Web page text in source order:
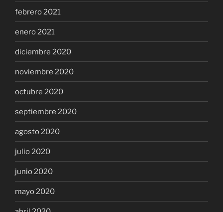
febrero 2021
enero 2021
diciembre 2020
noviembre 2020
octubre 2020
septiembre 2020
agosto 2020
julio 2020
junio 2020
mayo 2020